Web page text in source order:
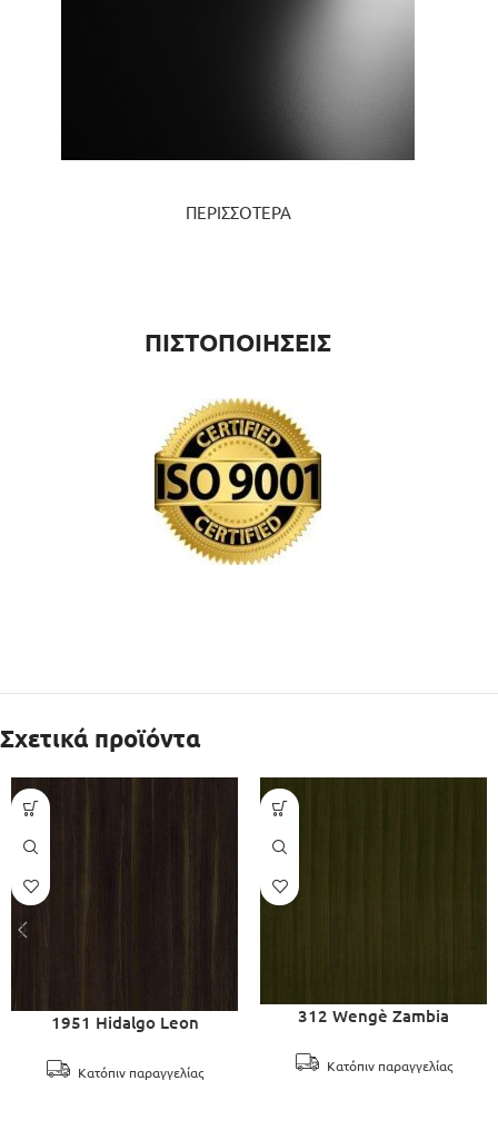
ΠΕΡΙΣΣΟΤΕΡΑ
ΠΙΣΤΟΠΟΙΗΣΕΙΣ
Σχετικά προϊόντα
1951 Hidalgo Leon
Κατόπιν παραγγελίας
312 Wengè Zambia
Κατόπιν παραγγελίας